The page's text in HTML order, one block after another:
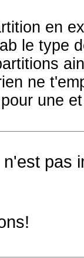
en
le type
ne
une
pas